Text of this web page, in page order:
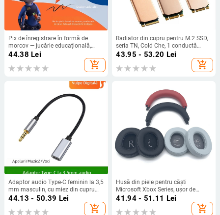
Pix de înregistrare în formă de
morcov — jucărie educațională,
înregistrare 40 s, format de
înregistrare: Altul, baterie AA,
carcasă ABS, fără suport pentru
44.38 Lei
add_shopping_cart
Radiator din cupru pentru M.2 SSD,
seria TN, Cold Che, 1 conductă
termică, 50 g, silențios
43.95 - 53.20 Lei
add_shopping_cart
Adaptor audio Type-C feminin la 3,5
mm masculin, cu miez din cupru
pur, pentru dispozitive digitale
44.13 - 50.39 Lei
add_shopping_cart
Husă din piele pentru căști
Microsoft Xbox Series, ușor de
instalat și confortabil de purtat
41.94 - 51.11 Lei
add_shopping_cart